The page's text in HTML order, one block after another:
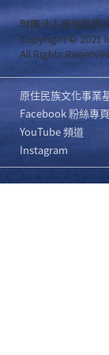
財團法人原住民族
Copyright © 2021
All Rights
原住民族文化事業
Facebook 粉絲專頁
YouTube 頻道
Instagram